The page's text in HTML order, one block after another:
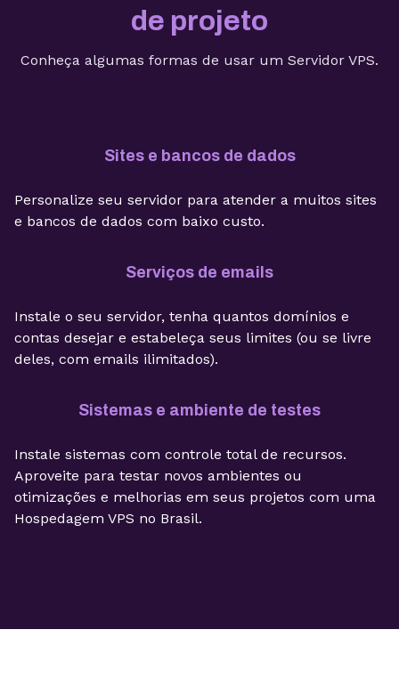
de projeto
Conheça algumas formas de usar um Servidor VPS.
Sites e bancos de dados
Personalize seu servidor para atender a muitos sites
e bancos de dados com baixo custo.
Serviços de emails
Instale o seu servidor, tenha quantos domínios e
contas desejar e estabeleça seus limites (ou se livre
deles, com emails ilimitados).
Sistemas e ambiente de testes
Instale sistemas com controle total de recursos.
Aproveite para testar novos ambientes ou
otimizações e melhorias em seus projetos com uma
Hospedagem VPS no Brasil.